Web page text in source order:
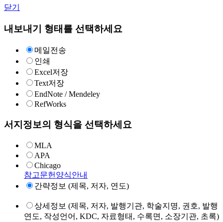
닫기
내보내기 형태를 선택하세요
메일전송
인쇄
Excel저장
Text저장
EndNote / Mendeley
RefWorks
서지정보의 형식을 선택하세요
MLA
APA
Chicago
참고문헌양식안내
간략정보 (제목, 저자, 연도)
상세정보 (제목, 저자, 발행기관, 학술지명, 권호, 발행
연도, 작성언어, KDC, 자료형태, 수록면, 소장기관, 초록)